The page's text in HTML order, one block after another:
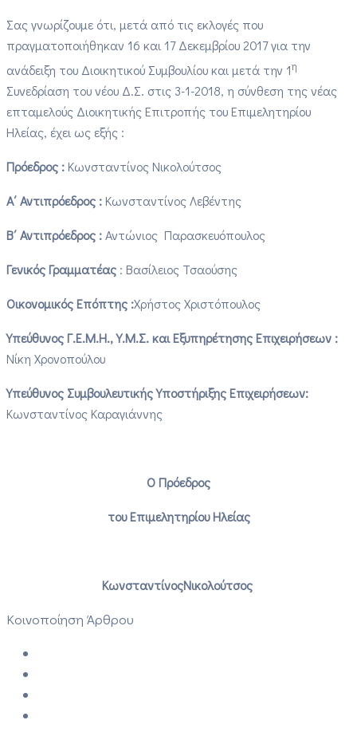
Σας γνωρίζουμε ότι, μετά από τις εκλογές που
πραγματοποιήθηκαν 16 και 17 Δεκεμβρίου 2017 για την
ανάδειξη του Διοικητικού Συμβουλίου και μετά την 1η
Συνεδρίαση του νέου Δ.Σ. στις 3-1-2018, η σύνθεση της νέας
επταμελούς Διοικητικής Επιτροπής του Επιμελητηρίου
Ηλείας, έχει ως εξής :
Πρόεδρος : Κωνσταντίνος Νικολούτσος
Α΄ Αντιπρόεδρος : Κωνσταντίνος Λεβέντης
Β΄ Αντιπρόεδρος :Αντώνιος Παρασκευόπουλος
Γενικός Γραμματέας : Βασίλειος Τσαούσης
Οικονομικός Επόπτης :Χρήστος Χριστόπουλος
Υπεύθυνος Γ.Ε.Μ.Η., Υ.Μ.Σ. και Εξυπηρέτησης Επιχειρήσεων :
Νίκη Χρονοπούλου
Υπεύθυνος Συμβουλευτικής Υποστήριξης Επιχειρήσεων:
Κωνσταντίνος Καραγιάννης
Ο Πρόεδρος
τουΕπιμελητηρίου Ηλείας
ΚωνσταντίνοςΝικολούτσος
Κοινοποίηση Άρθρου